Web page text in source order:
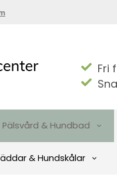
Fri
Pälsvård & Hundbad
& Hundskålar